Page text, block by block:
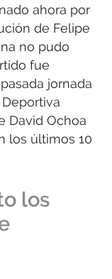
ahora por
de Felipe
no pudo
fue
jornada
David Ochoa
los últimos 10
los